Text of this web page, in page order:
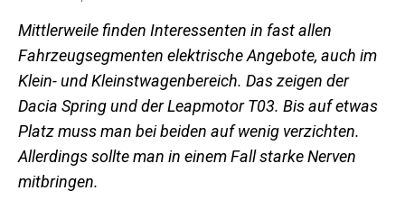
Mittlerweile finden Interessenten in fast allen
Fahrzeugsegmenten elektrische Angebote, auch im
Klein- und Kleinstwagenbereich. Das zeigen der
Dacia Spring und der Leapmotor T03. Bis auf etwas
Platz muss man bei beiden auf wenig verzichten.
Allerdings sollte man in einem Fall starke Nerven
mitbringen.